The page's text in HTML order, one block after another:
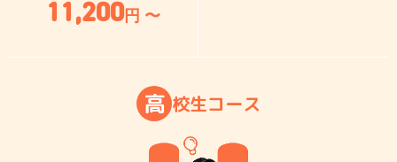
11,200円 〜
高 校生コース